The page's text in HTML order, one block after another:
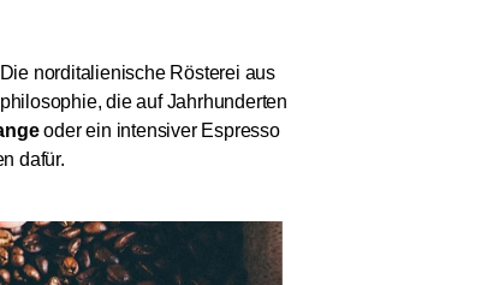
norditalienische Rösterei aus
die auf Jahrhunderten
oder ein intensiver Espresso
dafür.